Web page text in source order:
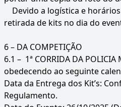
Devido a logística e
retirada de kits no dia do
6 – DA COMPETIÇÃO
6.1 – 1ª CORRIDA DA
obedecendo ao seguinte
Data da Entrega dos Kit’s:
Regulamento.